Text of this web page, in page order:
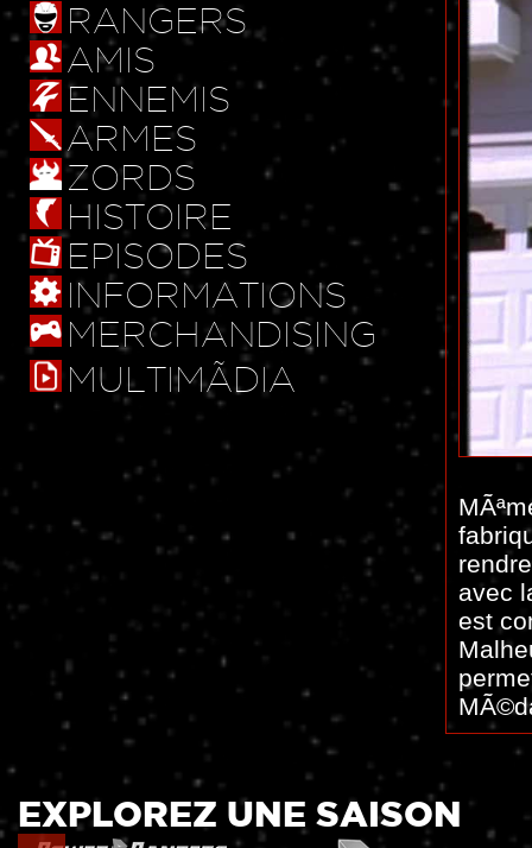
RANGERS
AMIS
ENNEMIS
ARMES
ZORDS
HISTOIRE
EPISODES
INFORMATIONS
MERCHANDISING
MULTIMÃDIA
avec
est
EXPLOREZ UNE SAISON